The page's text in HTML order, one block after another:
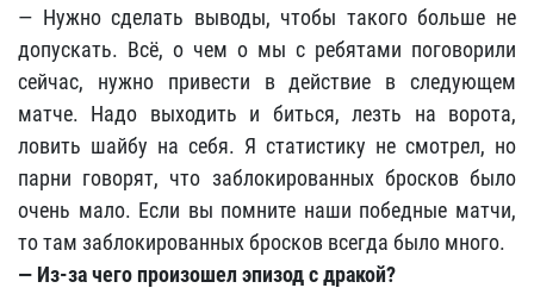
— Нужно сделать выводы, чтобы такого больше не
допускать. Всё, о чем о мы с ребятами поговорили
сейчас, нужно привести в действие в следующем
матче. Надо выходить и биться, лезть на ворота,
ловить шайбу на себя. Я статистику не смотрел, но
парни говорят, что заблокированных бросков было
очень мало. Если вы помните наши победные матчи,
то там заблокированных бросков всегда было много.
— Из-за чего произошел эпизод с дракой?